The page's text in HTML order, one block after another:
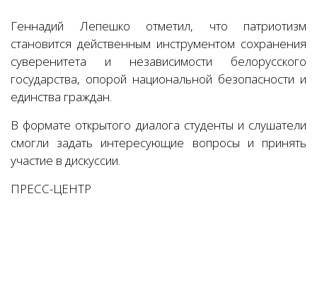
Геннадий Лепешко отметил, что патриотизм
становится действенным инструментом сохранения
суверенитета и независимости белорусского
государства, опорой национальной безопасности и
единства граждан.
В формате открытого диалога студенты и слушатели
смогли задать интересующие вопросы и принять
участие в дискуссии.
ПРЕСС-ЦЕНТР